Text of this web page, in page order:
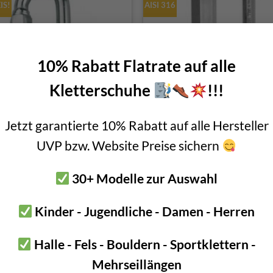
10% Rabatt Flatrate auf alle
Kletterschuhe
!!!
Jetzt garantierte 10% Rabatt auf alle Hersteller
UVP bzw. Website Preise sichern
30+ Modelle zur Auswahl
Kinder - Jugendliche - Damen - Herren
Halle - Fels - Bouldern - Sportklettern -
Mehrseillängen
Edelstahl AISI 304 –
Ursprünglicher
war:
€ 10,99
Aktueller
ist:
€ 9,99.
AISI 316
Rapidglied Kong lang 8mm
316
€10,90
EN Norm 362